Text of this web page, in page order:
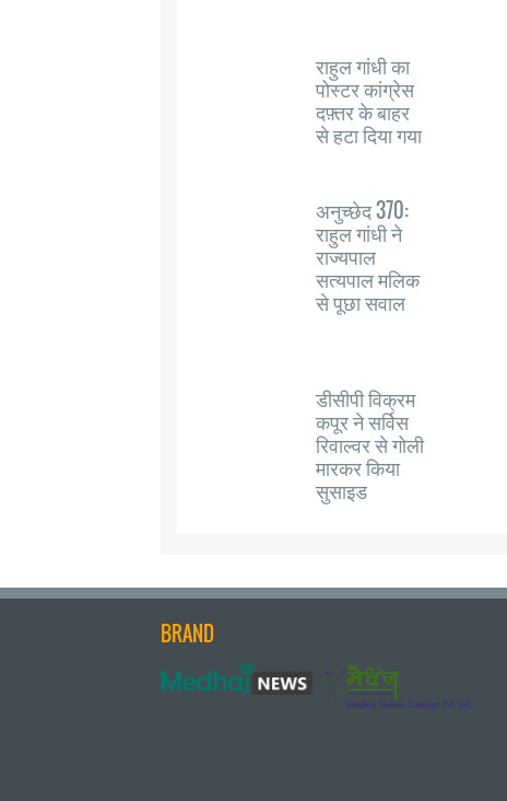
राहुल गांधी का
पोस्टर कांग्रेस
दफ़्तर के बाहर
से हटा दिया गया
अनुच्छेद 370:
राहुल गांधी ने
राज्यपाल
सत्यपाल मलिक
से पूछा सवाल
डीसीपी विक्रम
कपूर ने सर्विस
रिवाल्वर से गोली
मारकर किया
सुसाइड
BRAND